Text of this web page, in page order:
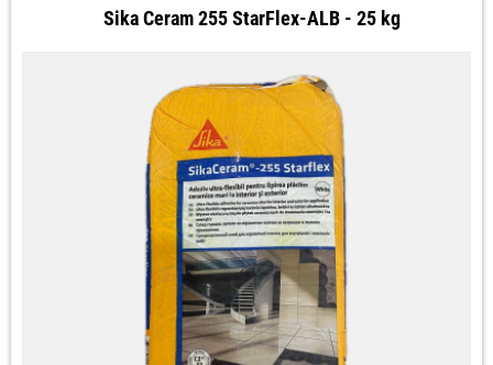
Sika Ceram 255 StarFlex-ALB - 25 kg